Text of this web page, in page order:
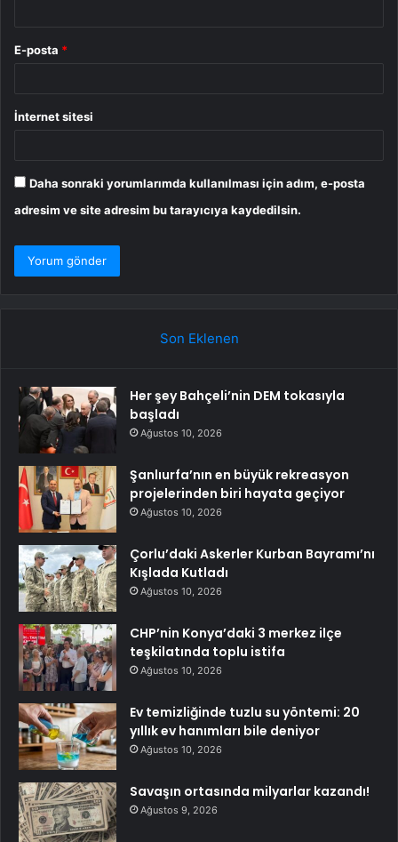
E-posta *
İnternet sitesi
Daha sonraki yorumlarımda kullanılması için adım, e-posta
adresim ve site adresim bu tarayıcıya kaydedilsin.
Son Eklenen
Her şey Bahçeli’nin DEM tokasıyla
başladı
Ağustos 10, 2026
Şanlıurfa’nın en büyük rekreasyon
projelerinden biri hayata geçiyor
Ağustos 10, 2026
Çorlu’daki Askerler Kurban Bayramı’nı
Kışlada Kutladı
Ağustos 10, 2026
CHP’nin Konya’daki 3 merkez ilçe
teşkilatında toplu istifa
Ağustos 10, 2026
Ev temizliğinde tuzlu su yöntemi: 20
yıllık ev hanımları bile deniyor
Ağustos 10, 2026
Savaşın ortasında milyarlar kazandı!
Ağustos 9, 2026